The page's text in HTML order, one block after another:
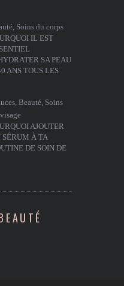
Soins du corps
IL EST
SA PEAU
ANS TOUS LES
, Beauté Soins
AJOUTER
SÉRUM À TA
DE SOIN DE